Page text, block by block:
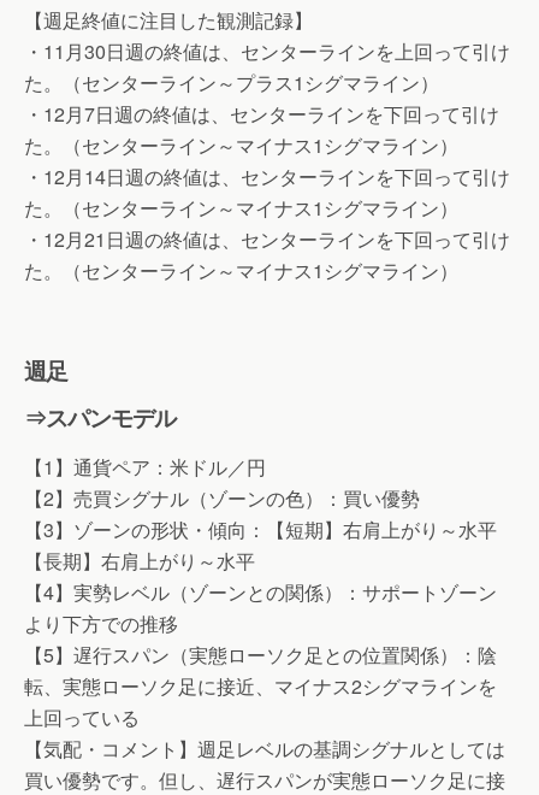
【週足終値に注目した観測記録】
・11月30日週の終値は、センターラインを上回って引け
た。（センターライン～プラス1シグマライン）
・12月7日週の終値は、センターラインを下回って引け
た。（センターライン～マイナス1シグマライン）
・12月14日週の終値は、センターラインを下回って引け
た。（センターライン～マイナス1シグマライン）
・12月21日週の終値は、センターラインを下回って引け
た。（センターライン～マイナス1シグマライン）
週足
⇒スパンモデル
【1】通貨ペア：米ドル／円
【2】売買シグナル（ゾーンの色）：買い優勢
【3】ゾーンの形状・傾向：【短期】右肩上がり～水平
【長期】右肩上がり～水平
【4】実勢レベル（ゾーンとの関係）：サポートゾーン
より下方での推移
【5】遅行スパン（実態ローソク足との位置関係）：陰
転、実態ローソク足に接近、マイナス2シグマラインを
上回っている
【気配・コメント】週足レベルの基調シグナルとしては
買い優勢です。但し、遅行スパンが実態ローソク足に接